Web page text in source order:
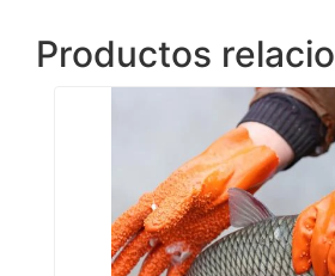
Productos